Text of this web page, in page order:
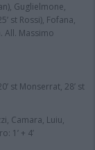
Guglielmone,
st Rossi), Fofana,
All. Massimo
st Monserrat, 28’ st
Camara, Luiu,
1’ + 4’